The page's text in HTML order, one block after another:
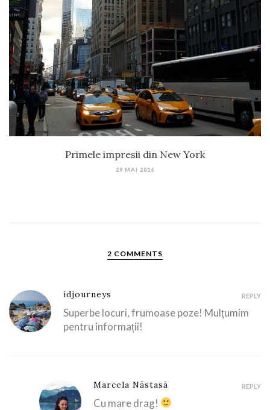
Primele impresii din New York
29 MAI 2016
2 COMMENTS
idjourneys
Superbe locuri, frumoase poze! Mulțumim
pentru informații!
REPLY
Marcela Năstasă
Cu mare drag!
REPLY